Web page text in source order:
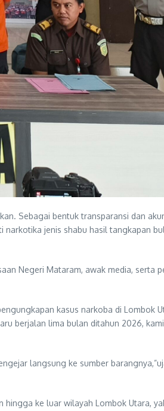
Sebagai bentuk transparansi dan
jenis shabu hasil tangkapan
Negeri Mataram, awak media, serta
kasus narkoba di Lombok
berjalan lima bulan ditahun 2026,
langsung ke sumber
ke luar wilayah Lombok Utara,